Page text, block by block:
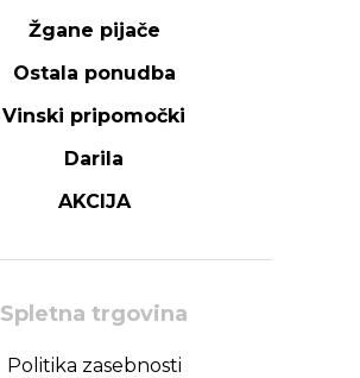
Žgane pijače
Ostala ponudba
Vinski pripomočki
Darila
AKCIJA
Spletna trgovina
Politika zasebnosti